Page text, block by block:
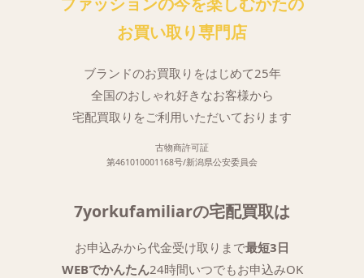
お買い取り専門店
ブランドのお買取りをはじめて25年
全国のおしゃれ好きなお客様から
宅配買取りをご利用いただいております
古物商許可証
第461010001168号/新潟県公安委員会
7yorkufamiliarの宅配買取は
お申込みから代金受け取りまで最短3日
WEBでかんたん24時間いつでもお申込みOK